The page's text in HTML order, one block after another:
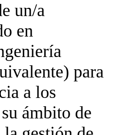
un/a
en
para
a los
ámbito de